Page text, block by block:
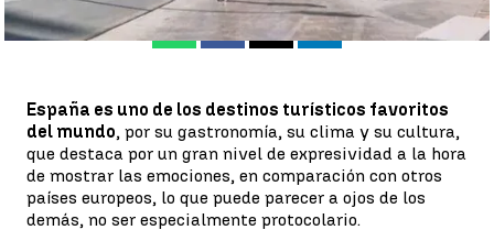
WhatsappFacebook
X Linkedin
España es uno de los destinos turísticos favoritos
del mundo, por su gastronomía, su clima y su cultura,
que destaca por un gran nivel de expresividad a la hora
de mostrar las emociones, en comparación con otros
países europeos, lo que puede parecer a ojos de los
demás, no ser especialmente protocolario.